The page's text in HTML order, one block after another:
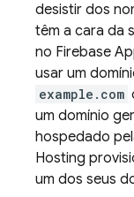
desistir dos
têm a cara da
no Firebase
usar um
example.com
um domínio
hospedado
Hosting
um dos seus